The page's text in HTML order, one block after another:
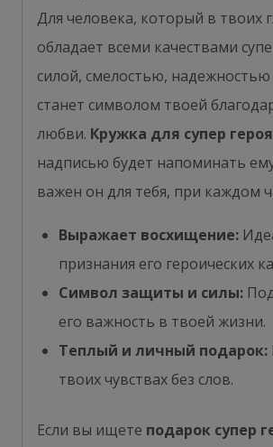
Для человека, который в твоих
обладает всеми качествами
силой, смелостью, надежностью
станет символом твоей
любви. Кружка для супер героя
надписью будет напоминать
важен он для тебя, при каждом
Выражает восхищение:
признания его героических
Символ защиты и силы:
его важность в твоей жизни.
Теплый и личный подарок:
твоих чувствах без слов.
Если вы ищете подарок супер